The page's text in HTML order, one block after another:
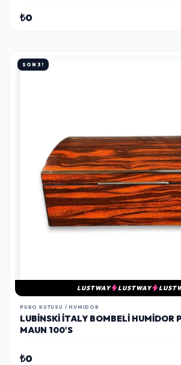
₺0
SON 3!
LUSTWAY LUSTWAY
PURO KUTUSU / HUMIDOR
LUBINSKI İTALY BOMBELI HUMIDOR
MAUN 100'S
₺0